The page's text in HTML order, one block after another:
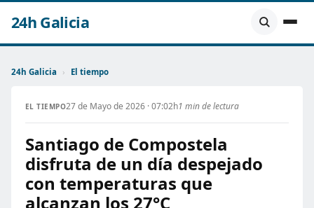
24h Galicia
24h Galicia › El tiempo
EL TIEMPO27 de Mayo de 2026 · 07:02h1 min de lectura
Santiago de Compostela
disfruta de un día despejado
con temperaturas que
alcanzan los 27°C